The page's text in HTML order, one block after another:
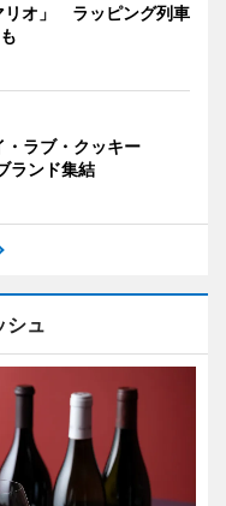
リオ」 ラッピング列車
ラブ・クッキー
ランド集結
シュ